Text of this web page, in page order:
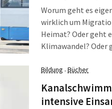
Worum geht es
wirklich um
Heimat? Oder geht
Klimawandel? Oder
Hinterzimmern ihre
stellte
erhellendem
Bildung · Bücher
intensive